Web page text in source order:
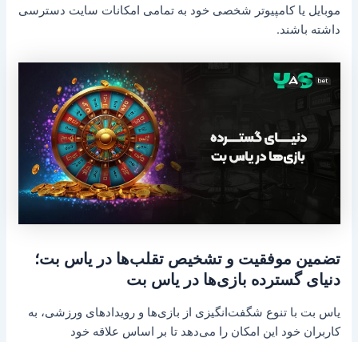
موبایل یا کامپیوتر شخصی خود به تمامی امکانات سایت دسترسی
داشته باشند.
تضمین موفقیت و تشخیص تقلب‌ها در یاس بت؛
دنیای گسترده بازی‌ها در یاس بت
یاس بت با تنوع شگفت‌انگیزی از بازی‌ها و رویدادهای ورزشی، به
کاربران خود این امکان را می‌دهد تا بر اساس علاقه خود